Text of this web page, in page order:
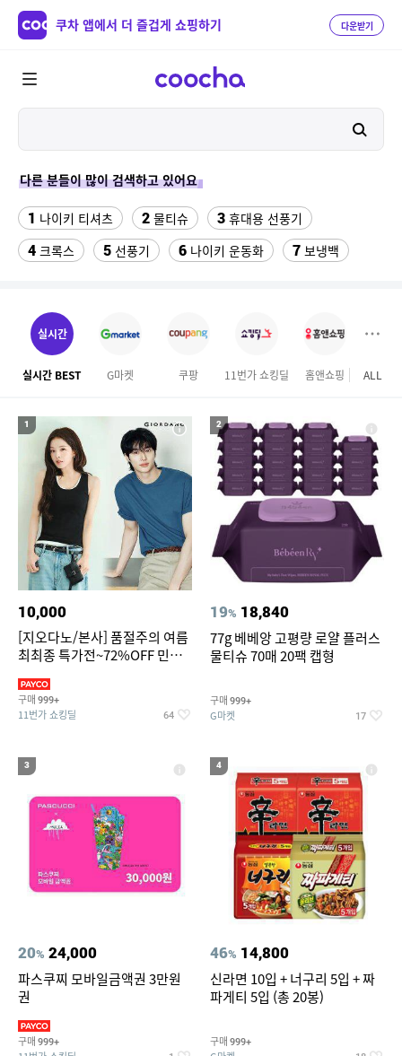
쿠차 앱에서 더 즐겁게 쇼핑하기 다운받기
다른 분들이 많이 검색하고 있어요
1 나이키 티셔츠 2 물티슈 3 휴대용 선풍기
4 크록스 5 선풍기 6 나이키 운동화 7 보냉백
10 갤럭시s7엣지 강화유리
12 아이폰xr 실리콘케이스
13 삼성갤럭시북프로, 32gb, win11포함
침대 매트리스 퀸 팔찌부자재
스톤아일랜드 올드이펙트 오버셔츠
18 가정용 인형뽑기기계
19 위닉스 공기청정기 타워 XQ600 필터
20 안동 학가산 김치 7k
ALL
실시간
실시간 BEST G마켓 쿠팡 11번가 쇼킹딜 홈앤쇼핑 GS
1
10,000
[지오다노/본사] 품절주의 여름
최최종 특가전~72%OFF 민소
구매 999+
11번가 쇼킹딜 64
2
19% 18,840
77g 베베앙 고평량 로얄 플러스
물티슈 70매 20팩 캡형
구매 999+
G마켓 17
3
20% 24,000
파스쿠찌 모바일금액권 3만원
권
구매 999+
4
46% 14,800
신라면 10입 + 너구리 5입 + 짜
파게티 5입 (총 20봉)
구매 999+